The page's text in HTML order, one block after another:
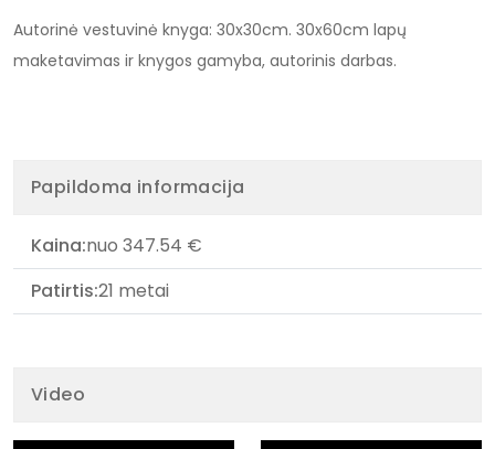
Autorinė vestuvinė knyga: 30x30cm. 30x60cm lapų
maketavimas ir knygos gamyba, autorinis darbas.
Papildoma informacija
Kaina:nuo 347.54 €
Patirtis:21 metai
Video